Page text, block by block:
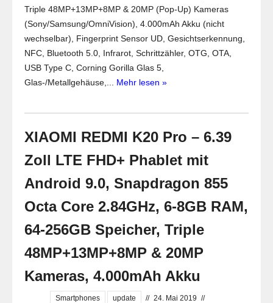
Triple 48MP+13MP+8MP & 20MP (Pop-Up) Kameras
(Sony/Samsung/OmniVision), 4.000mAh Akku (nicht
wechselbar), Fingerprint Sensor UD, Gesichtserkennung,
NFC, Bluetooth 5.0, Infrarot, Schrittzähler, OTG, OTA,
USB Type C, Corning Gorilla Glas 5,
Glas-/Metallgehäuse,... Mehr lesen »
XIAOMI REDMI K20 Pro – 6.39
Zoll LTE FHD+ Phablet mit
Android 9.0, Snapdragon 855
Octa Core 2.84GHz, 6-8GB RAM,
64-256GB Speicher, Triple
48MP+13MP+8MP & 20MP
Kameras, 4.000mAh Akku
Smartphones update // 24. Mai 2019 //